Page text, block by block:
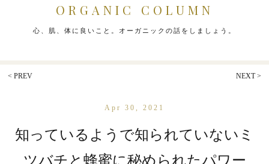
ORGANIC COLUMN
心、肌、体に良いこと。オーガニックの話をしましょう。
< PREV NEXT >
Apr 30, 2021
知っているようで知られていないミ
ツバチと蜂蜜に秘められたパワー